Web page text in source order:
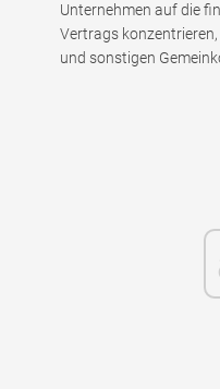
Unternehmen auf die
Vertrags
und sonstigen